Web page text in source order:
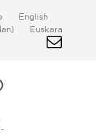
English
)
Euskara